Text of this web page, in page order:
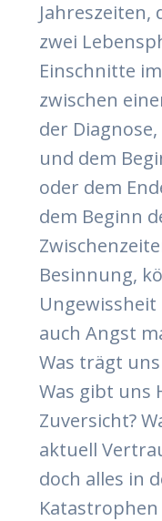
Jahreszeiten,
zwei
Einschnitte
zwischen
der
und dem
oder dem
dem Beginn
Besinnung,
auch Angst
Was trägt
Was gibt uns
Zuversicht?
aktuell
doch alles in